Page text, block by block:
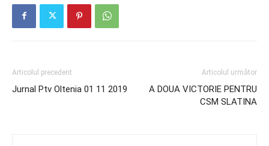
Articolul precedent
Jurnal Ptv Oltenia 01 11 2019
Articolul următor
A DOUA VICTORIE PENTRU
CSM SLATINA